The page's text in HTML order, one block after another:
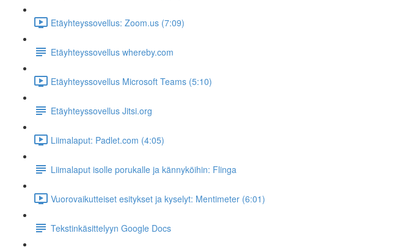
Etäyhteyssovellus: Zoom.us (7:09)
Etäyhteyssovellus whereby.com
Etäyhteyssovellus Microsoft Teams (5:10)
Etäyhteyssovellus Jitsi.org
Liimalaput: Padlet.com (4:05)
Liimalaput isolle porukalle ja kännyköihin: Flinga
Vuorovaikutteiset esitykset ja kyselyt: Mentimeter (6:01)
Tekstinkäsittelyyn Google Docs